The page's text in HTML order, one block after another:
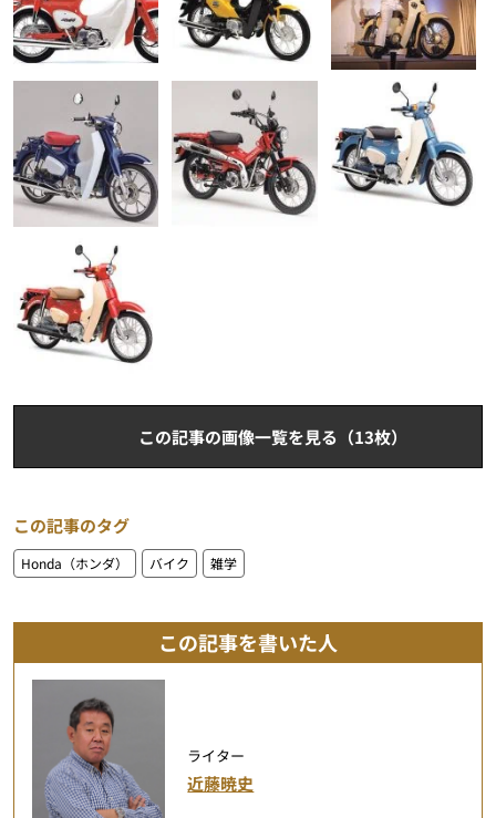
この記事の画像一覧を見る（13枚）
この記事のタグ
Honda（ホンダ） バイク 雑学
この記事を書いた人
ライター
近藤暁史